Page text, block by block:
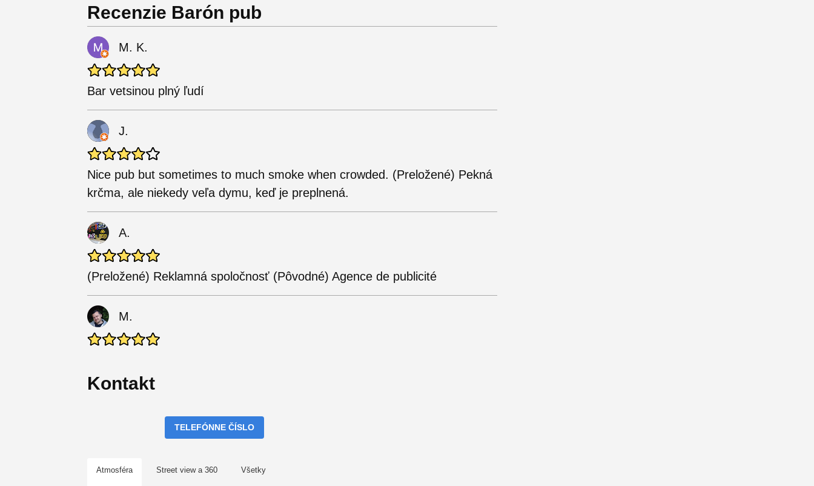
Recenzie Barón pub
M. K.
Bar vetsinou plný ľudí
J.
Nice pub but sometimes to much smoke when crowded. (Preložené) Pekná
krčma, ale niekedy veľa dymu, keď je preplnená.
A.
(Preložené) Reklamná spoločnosť (Pôvodné) Agence de publicité
M.
Kontakt
TELEFÓNNE ČÍSLO
Atmosféra Street view a 360 Všetky